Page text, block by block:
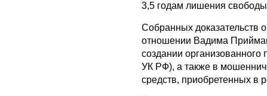
3,5 годам лишения
Собранных доказательств
отношении Вадима
создании организованного
УК РФ), а также в
средств, приобретенных в